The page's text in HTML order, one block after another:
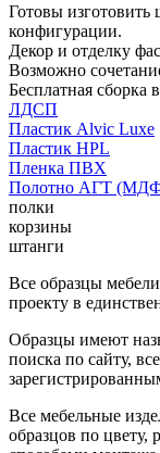
Готовы
конфигурации.
Декор и отделку
Возможно
Бесплатная сборка
ЛДСП
Пластик Alvic Luxe
Пластик HPL
Пленка ПВХ
Полотно АГТ
полки
корзины
штанги
Все образцы
проекту в
Образцы имеют
поиска по сайту,
Все мебельные
образцов по цвету,